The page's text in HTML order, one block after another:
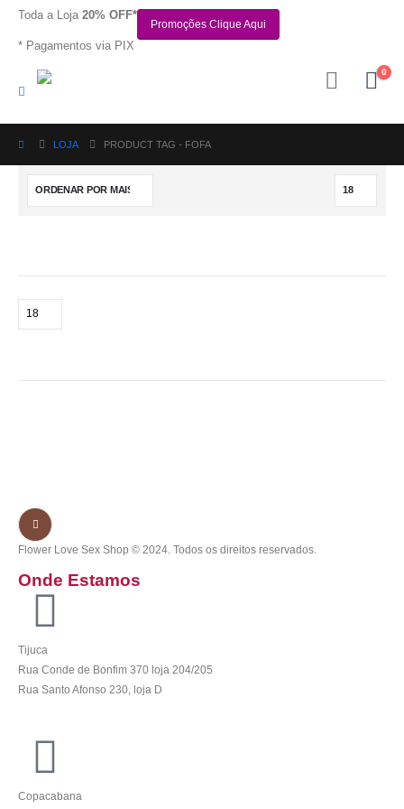
Toda a Loja 20% OFF*
Promoções Clique Aqui
* Pagamentos via PIX
0
LOJA PRODUCT TAG - FOFA
Flower Love Sex Shop © 2024. Todos os direitos reservados.
Onde Estamos
Tijuca
Rua Conde de Bonfim 370 loja 204/205
Rua Santo Afonso 230, loja D
Copacabana